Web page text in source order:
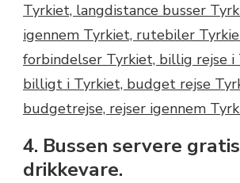
4. Bussen servere gratis
drikkevare.